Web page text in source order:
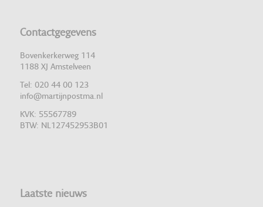
Contactgegevens
Bovenkerkerweg 114
1188 XJ Amstelveen
Tel: 020 44 00 123
info@martijnpostma.nl
KVK: 55567789
BTW: NL127452953B01
Laatste nieuws